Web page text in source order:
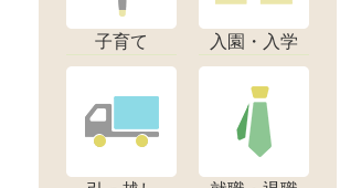
子育て 入園・入学